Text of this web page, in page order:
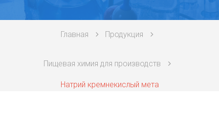
Стандарт-титры
Фармацевтическая химия и пищевые добавки
Главная Продукция
Пищевая химия для производств
Натрий кремнекислый мета